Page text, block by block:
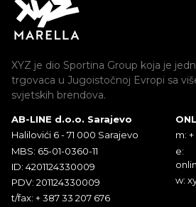
XYZ je dio Sportina Group koja je
trgovaca u Jugoistočnoj Evropi sa
svjetskih brendova.
AB-LINE d.o.o. Sarajevo
Halilovići 6 - 71 000 Sarajevo
MBS: 65-01-0360-11
ID: 4201124330009
PDV: 201124330009
t/fax: + 387 33 207 676
m:
e:
w: